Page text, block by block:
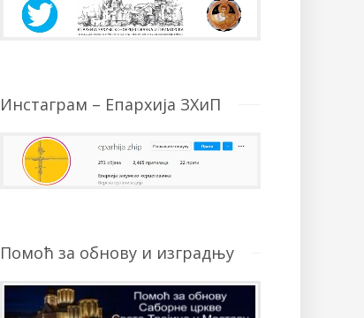
Инстаграм – Епархија ЗХиП
Помоћ за обнову и изградњу